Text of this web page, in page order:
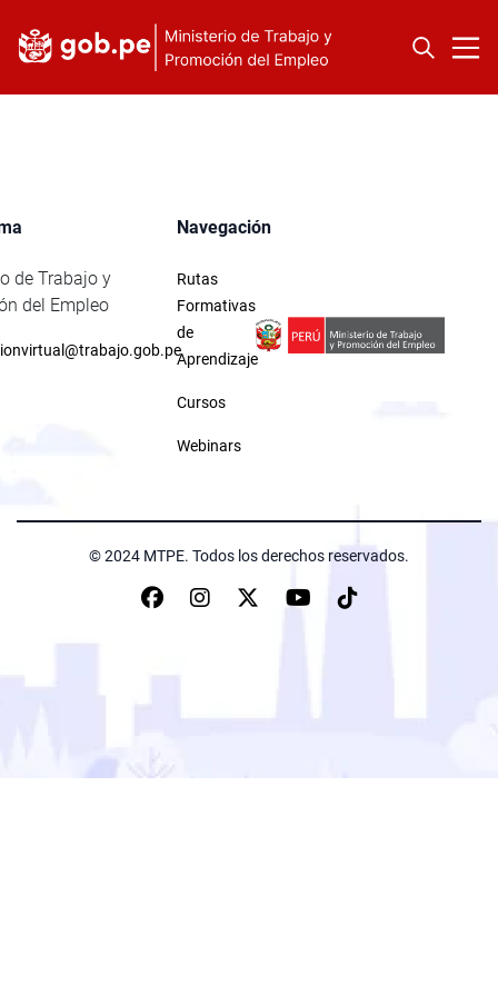
de Trabajo y
del Empleo
Navegación
Rutas
Formativas
de
Aprendizaje
Cursos
Webinars
© 2024 MTPE. Todos los derechos reservados.